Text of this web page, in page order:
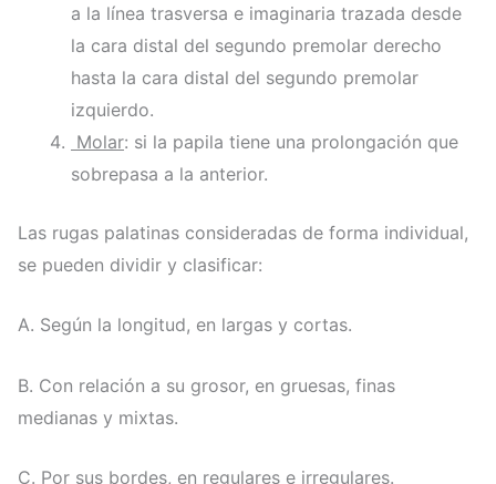
a la línea trasversa e imaginaria trazada desde
la cara distal del segundo premolar derecho
hasta la cara distal del segundo premolar
izquierdo.
Molar: si la papila tiene una prolongación que
sobrepasa a la anterior.
Las rugas palatinas consideradas de forma individual,
se pueden dividir y clasificar:
A. Según la longitud, en largas y cortas.
B. Con relación a su grosor, en gruesas, finas
medianas y mixtas.
C. Por sus bordes, en regulares e irregulares.